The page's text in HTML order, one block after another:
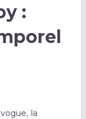
:
la